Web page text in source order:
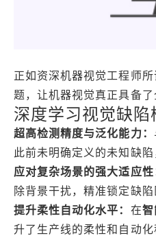
正如资深机器视觉工程师
题，让机器视觉真正具备
深度学习视觉缺
超高检测精度与泛化能力：
此前未明确定义的未知缺陷
应对复杂场景的强大适应性
除背景干扰，精准锁定缺陷
提升柔性自动化水平： 在
升了生产线的柔性和自动